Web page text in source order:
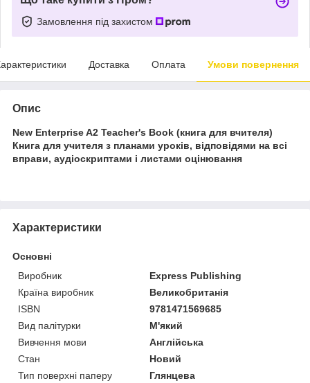
Замовлення під захистом
Доставка Оплата Умови повернення
Опис
New Enterprise A2 Teacher's Book (книга для вчителя)
Книга для учителя з планами уроків, відповідями на всі
вправи, аудіоскриптами і листами оцінювання
Характеристики
Основні
Виробник
Express Publishing
Країна виробник
Великобританія
ISBN
9781471569685
Вид палітурки
М'який
Вивчення мови
Англійська
Стан
Новий
Тип поверхні паперу
Глянцева